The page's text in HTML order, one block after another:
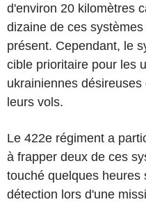
d'environ 20 kilomètres
dizaine de ces
présent. Cependant, le
cible prioritaire pour les
ukrainiennes
leurs vols.
Le 422e régiment a
à frapper deux de ces
touché quelques heures
détection lors d'une